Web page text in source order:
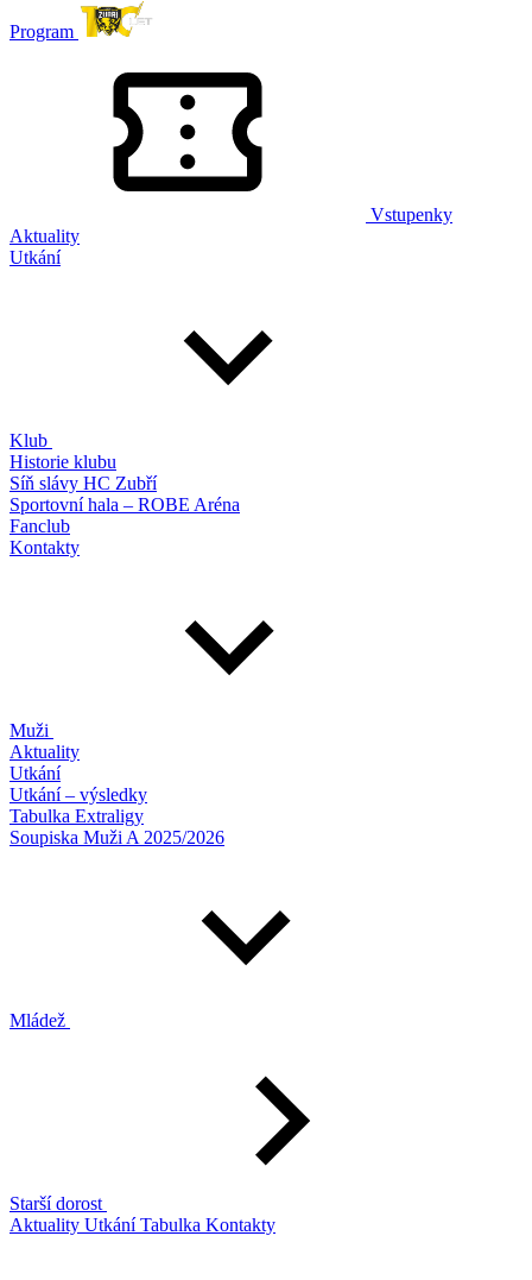
Program
Vstupenky
Aktuality
Utkání
Klub
Historie klubu
Síň slávy HC Zubří
Sportovní hala – ROBE Aréna
Fanclub
Kontakty
Muži
Aktuality
Utkání
Utkání – výsledky
Tabulka Extraligy
Soupiska Muži A 2025/2026
Mládež
Starší dorost
Aktuality UtkáníTabulka Kontakty